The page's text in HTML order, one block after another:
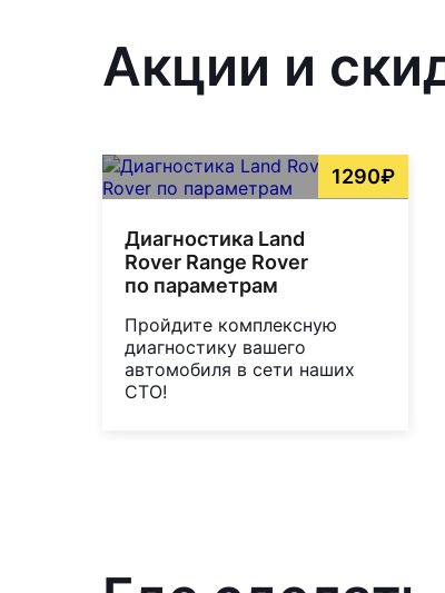
Акции и
1290₽
Диагностика Land
Rover Range Rover
по параметрам
Пройдите комплексную
диагностику вашего
автомобиля в сети наших
СТО!